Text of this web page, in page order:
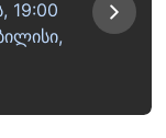
19:00